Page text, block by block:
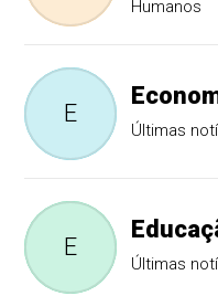
Humanos
E
Últimas
E
Últimas